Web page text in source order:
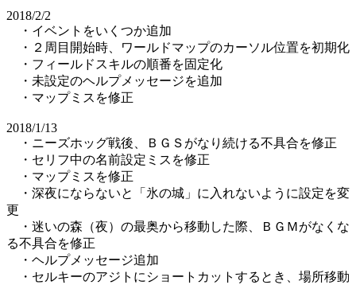
2018/2/2
・イベントをいくつか追加
・２周目開始時、ワールドマップのカーソル位置を初期化
・フィールドスキルの順番を固定化
・未設定のヘルプメッセージを追加
・マップミスを修正
2018/1/13
・ニーズホッグ戦後、ＢＧＳがなり続ける不具合を修正
・セリフ中の名前設定ミスを修正
・マップミスを修正
・深夜にならないと「氷の城」に入れないように設定を変
更
・迷いの森（夜）の最奥から移動した際、ＢＧＭがなくな
る不具合を修正
・ヘルプメッセージ追加
・セルキーのアジトにショートカットするとき、場所移動